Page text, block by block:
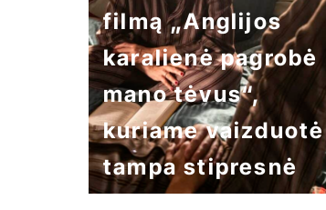
filmą „Anglijos
karalienė pagrobė
mano tėvus“,
kuriame vaizduotė
tampa stipresnė